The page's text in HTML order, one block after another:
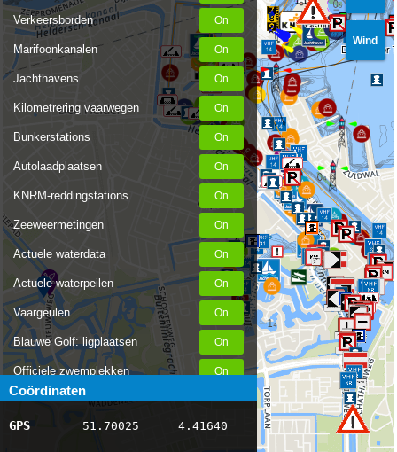
Verkeersborden
Marifoonkanalen
Jachthavens
Kilometrering vaarwegen
Bunkerstations
Autolaadplaatsen
KNRM-reddingstations
Zeeweermetingen
Actuele waterdata
Actuele waterpeilen
Vaargeulen
Blauwe Golf: ligplaatsen
Officiele zwemplekken
Stremmingen/hinder
AIS scheepsposities
Coördinaten
GPS 51.70025 4.41640
Wind
Den Helder
Getting fresh water